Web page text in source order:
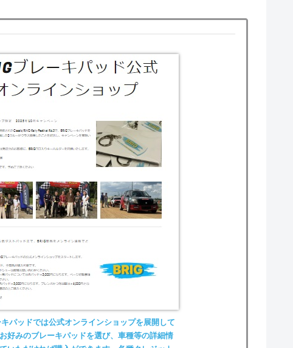
パッドでは公式オンラインショップを展開して
好みのブレーキパッドを選び、車種等の詳細情